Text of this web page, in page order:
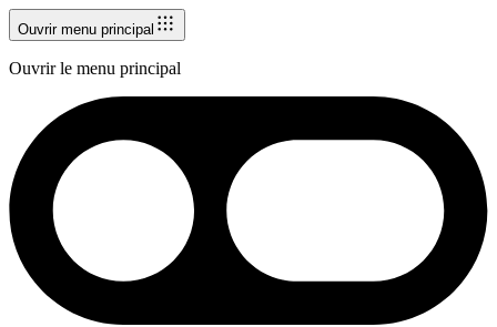
Ouvrir menu principal
Ouvrir le menu principal